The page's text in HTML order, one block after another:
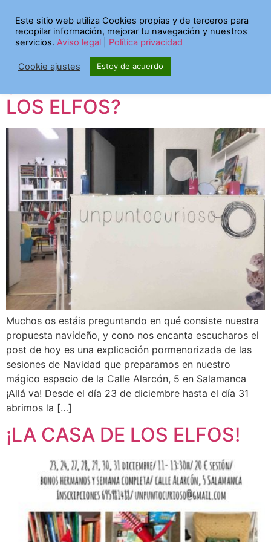
Etiqueta:navidad
2021
¿Cómo funciona la CASA DE
LOS ELFOS?
Muchos os estáis preguntando en qué consiste nuestra
propuesta navideño, y cono nos encanta escucharos el
post de hoy es una explicación pormenorizada de las
sesiones de Navidad que preparamos en nuestro
mágico espacio de la Calle Alarcón, 5 en Salamanca
¡Allá va! Desde el día 23 de diciembre hasta el día 31
abrimos la […]
¡LA CASA DE LOS ELFOS!
Este sitio web utiliza Cookies propias y de terceros para
recopilar información, mejorar tu navegación y nuestros
servicios. Aviso legal Política privacidad
Cookie ajustes Estoy de acuerdo